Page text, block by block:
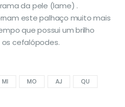
da pele (lame) .
este palhaço muito mais
que possui um brilho
cefalópodes.
MI MO AJ
QU